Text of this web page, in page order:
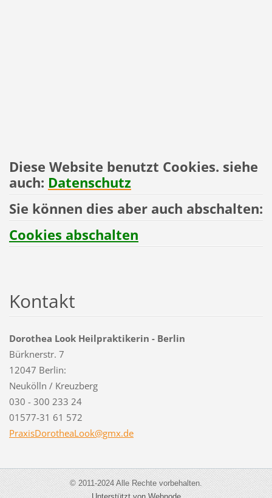
Diese Website benutzt Cookies. siehe
auch: Datenschutz
Sie können dies aber auch abschalten:
Cookies abschalten
Kontakt
Dorothea Look Heilpraktikerin - Berlin
Bürknerstr. 7
12047 Berlin:
Neukölln / Kreuzberg
030 - 300 233 24
01577-31 61 572
PraxisDorotheaLook@gmx.de
© 2011-2024 Alle Rechte vorbehalten.